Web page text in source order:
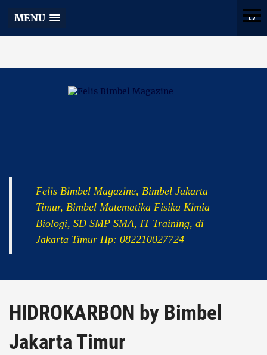
Felis Bimbel Magazine, Bimbel Jakarta
Timur, Bimbel Matematika Fisika Kimia
Biologi, SD SMP SMA, IT Training, di
Jakarta Timur Hp: 082210027724
MENU
HIDROKARBON by Bimbel
Jakarta Timur